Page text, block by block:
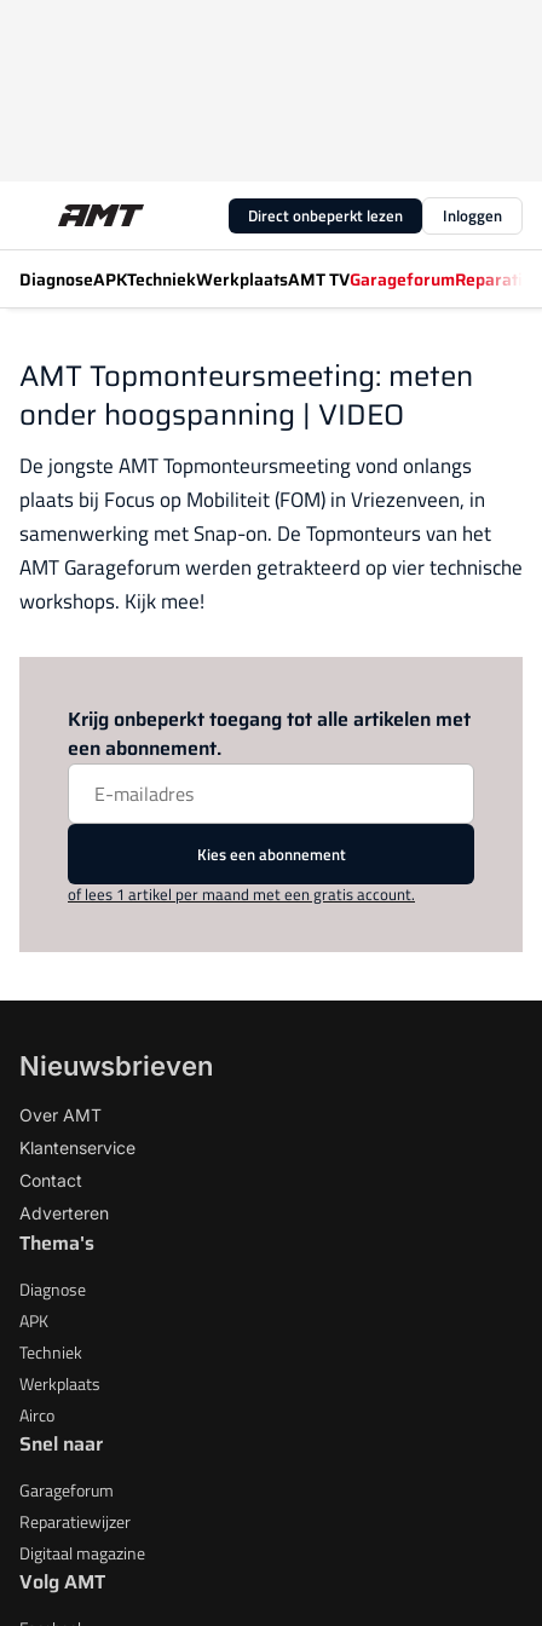
Direct onbeperkt lezen Inloggen
DiagnoseAPKTechniekWerkplaatsAMT TVGarageforum
AMT Topmonteursmeeting: meten
onder hoogspanning | VIDEO
De jongste AMT Topmonteursmeeting vond onlangs
plaats bij Focus op Mobiliteit (FOM) in Vriezenveen, in
samenwerking met Snap-on. De Topmonteurs van het
AMT Garageforum werden getrakteerd op vier technische
workshops. Kijk mee!
Krijg onbeperkt toegang tot alle artikelen met
een abonnement.
Kies een abonnement
of lees 1 artikel per maand met een gratis account.
Nieuwsbrieven
Over AMT
Klantenservice
Contact
Adverteren
Thema's
Diagnose
APK
Techniek
Werkplaats
Airco
Snel naar
Garageforum
Reparatiewijzer
Digitaal magazine
Volg AMT